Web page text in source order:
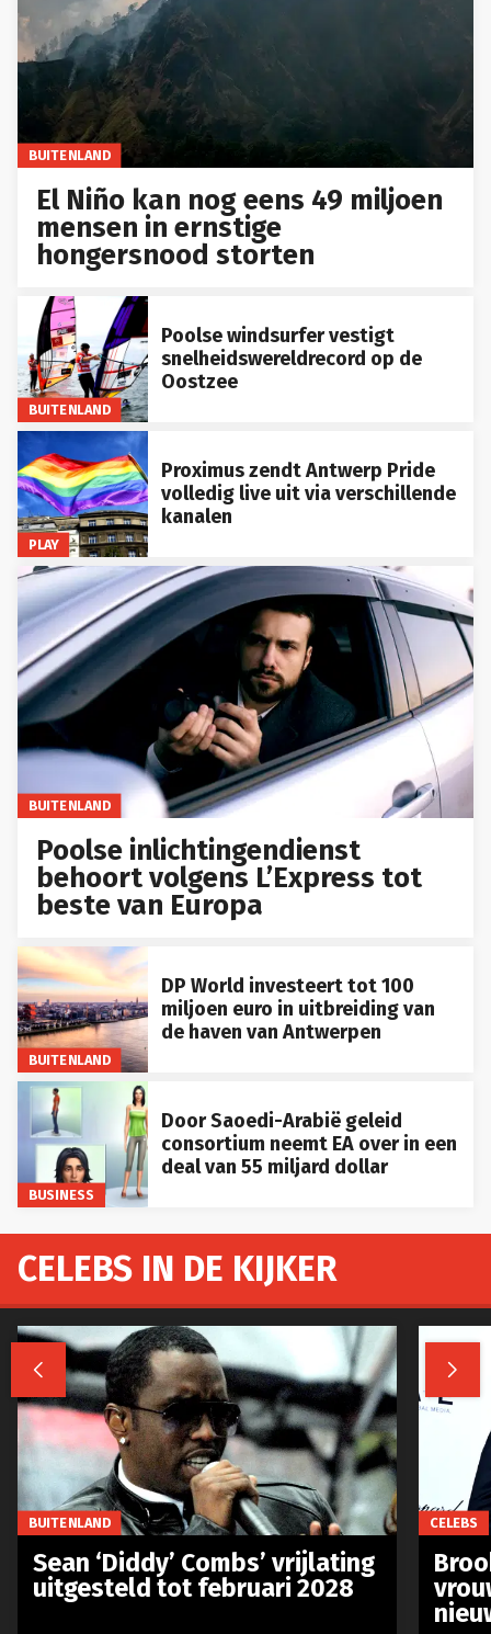
BUITENLAND
El Niño kan nog eens 49 miljoen
mensen in ernstige
hongersnood storten
BUITENLAND
Poolse windsurfer vestigt
snelheidswereldrecord op de
Oostzee
PLAY
Proximus zendt Antwerp Pride
volledig live uit via verschillende
kanalen
BUITENLAND
Poolse inlichtingendienst
behoort volgens L’Express tot
beste van Europa
BUITENLAND
DP World investeert tot 100
miljoen euro in uitbreiding van
de haven van Antwerpen
BUSINESS
Door Saoedi-Arabië geleid
consortium neemt EA over in een
deal van 55 miljard dollar
CELEBS IN DE KIJKER
 
BUITENLAND
Sean ‘Diddy’ Combs’ vrijlating
uitgesteld tot februari 2028
CELEBS